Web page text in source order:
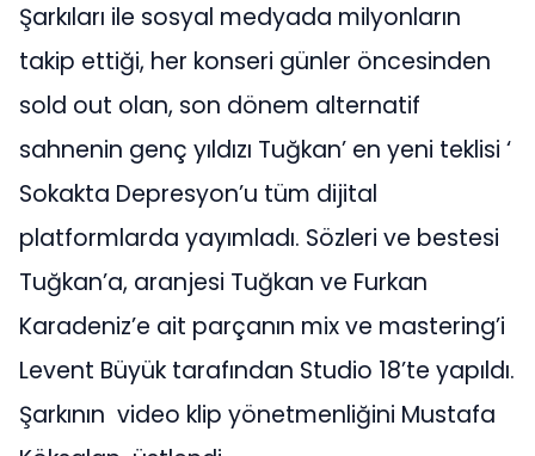
Şarkıları ile sosyal medyada milyonların
takip ettiği, her konseri günler öncesinden
sold out olan, son dönem alternatif
sahnenin genç yıldızı Tuğkan’ en yeni teklisi ‘
Sokakta Depresyon’u tüm dijital
platformlarda yayımladı. Sözleri ve bestesi
Tuğkan’a, aranjesi Tuğkan ve Furkan
Karadeniz’e ait parçanın mix ve mastering’i
Levent Büyük tarafından Studio 18’te yapıldı.
Şarkının video klip yönetmenliğini Mustafa